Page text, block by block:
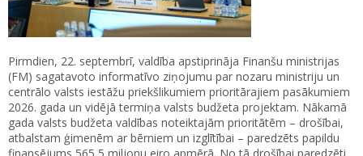
Pirmdien, 22. septembrī, valdība apstiprināja Finanšu ministrijas
(FM) sagatavoto informatīvo ziņojumu par nozaru ministriju un
centrālo valsts iestāžu priekšlikumiem prioritārajiem pasākumiem
2026. gada un vidējā termiņa valsts budžeta projektam. Nākamā
gada valsts budžeta valdības noteiktajām prioritātēm – drošībai,
atbalstam ģimenēm ar bērniem un izglītībai – paredzēts papildu